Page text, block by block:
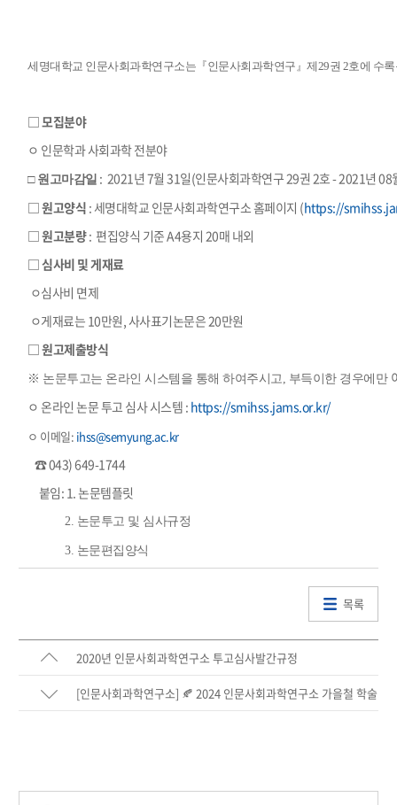
세명대학교 인문사회과학연구소는『인문사회과학연구』제29권 2호에 수
□ 모집분야
ㅇ 인문학과 사회과학 전분야
□ 원고마감일 : 2021년 7월 31일(인문사회과학연구 29권 2호 - 2021년 08
□ 원고양식 : 세명대학교 인문사회과학연구소 홈페이지 (https://
□ 원고분량: 편집양식 기준 A4용지 20매 내외
□ 심사비 및 게재료
ㅇ심사비 면제
ㅇ게재료는 10만원, 사사표기논문은 20만원
□ 원고제출방식
※ 논문투고는 온라인 시스템을 통해 하여주시고, 부득이한 경우에만
ㅇ 온라인 논문 투고 심사 시스템 : https://smihss.jams.or.kr/
ㅇ 이메일: ihss@semyung.ac.kr
☎ 043) 649-1744
붙임: 1. 논문템플릿
2. 논문투고 및 심사규정
3. 논문편집양식
목록
2020년 인문사회과학연구소 투고심사발간규정
[인문사회과학연구소] 🍂 2024 인문사회과학연구소 가을철 학술